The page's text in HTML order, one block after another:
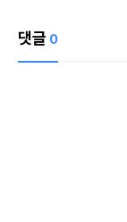
댓글 0